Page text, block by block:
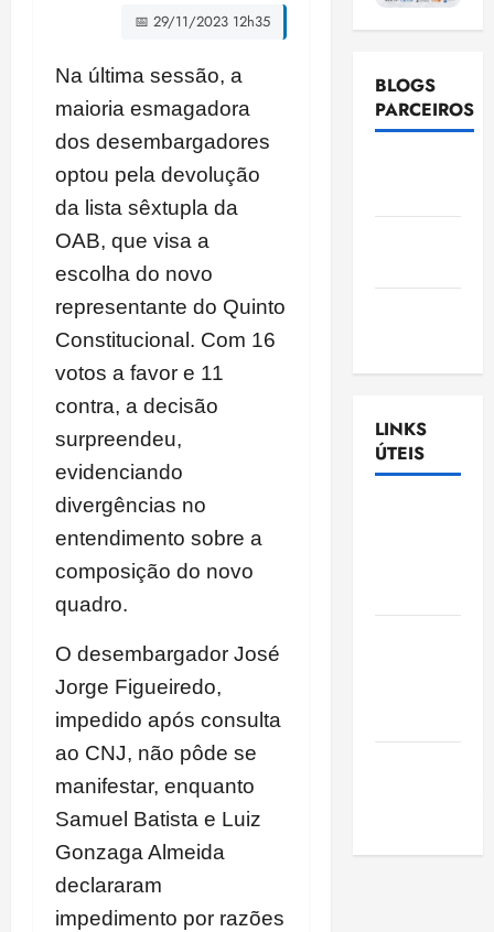
📅 29/11/2023 12h35
Na última sessão, a
maioria esmagadora
dos desembargadores
optou pela devolução
da lista sêxtupla da
OAB, que visa a
escolha do novo
representante do Quinto
Constitucional. Com 16
votos a favor e 11
contra, a decisão
surpreendeu,
evidenciando
divergências no
entendimento sobre a
composição do novo
quadro.
O desembargador José
Jorge Figueiredo,
impedido após consulta
ao CNJ, não pôde se
manifestar, enquanto
Samuel Batista e Luiz
Gonzaga Almeida
declararam
impedimento por razões
BLOGS
PARCEIROS
LINKS
ÚTEIS